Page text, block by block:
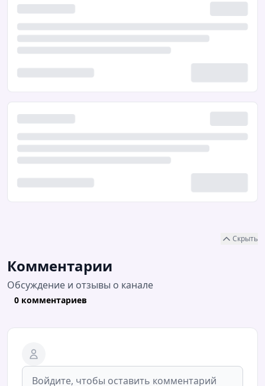
Скрыть
Комментарии
Обсуждение и отзывы о канале
0 комментариев